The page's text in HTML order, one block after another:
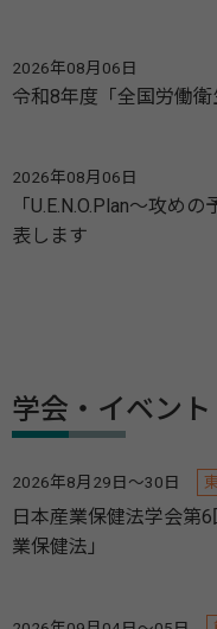
2026年08月06日
令和8年度「全国労働
2026年08月06日
「U.E.N.O.Plan～攻め
表します
学会・イベント
2026年8月29日～30日
日本産業保健法学会第
業保健法」